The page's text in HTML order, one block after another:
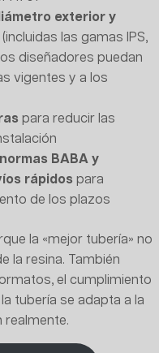
exterior y
(incluidas las gamas IPS,
diseñadores puedan
vigentes y a los
para reducir las
BABA y
rápidos para
de los plazos
la «mejor tubería» no
la resina. También
el cumplimiento
tubería se adapta a la
realmente.